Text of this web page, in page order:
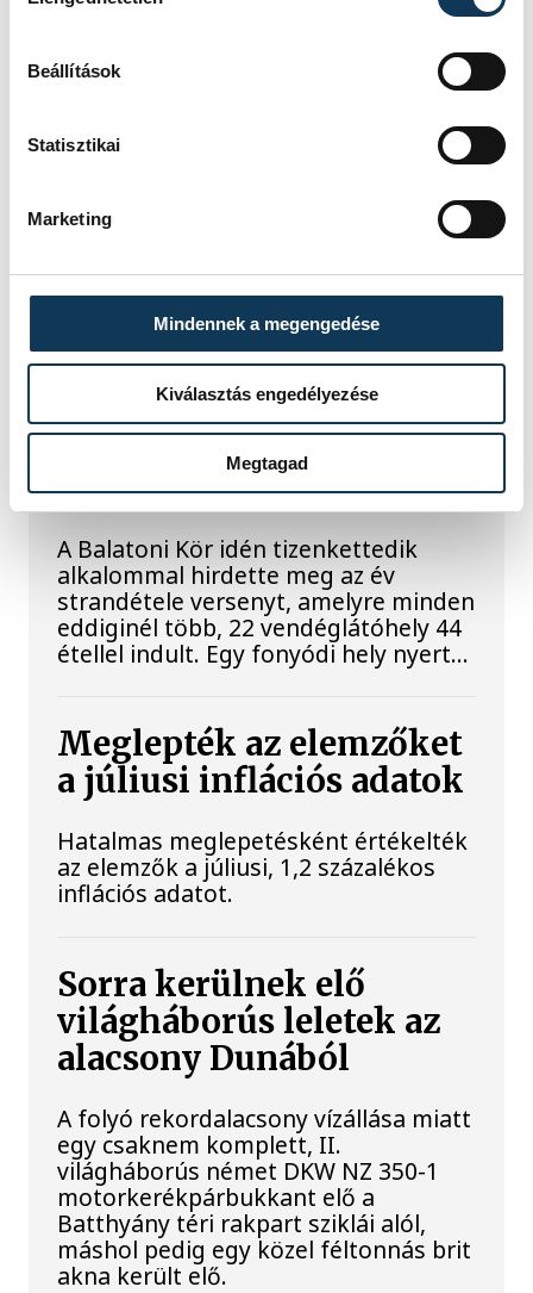
Beállítások
Statisztikai
Marketing
Mindennek a megengedése
Kiválasztás engedélyezése
Megtagad
KÖZÉLET
Egy furcsa halkonzerv
lett az Év Strandétele -
mutatjuk!
A Balatoni Kör idén tizenkettedik
alkalommal hirdette meg az év
strandétele versenyt, amelyre minden
eddiginél több, 22 vendéglátóhely 44
étellel indult. Egy fonyódi hely nyert...
Meglepték az elemzőket
a júliusi inflációs adatok
Hatalmas meglepetésként értékelték
az elemzők a júliusi, 1,2 százalékos
inflációs adatot.
Sorra kerülnek elő
világháborús leletek az
alacsony Dunából
A folyó rekordalacsony vízállása miatt
egy csaknem komplett, II.
világháborús német DKW NZ 350-1
motorkerékpárbukkant elő a
Batthyány téri rakpart sziklái alól,
máshol pedig egy közel féltonnás brit
akna került elő.